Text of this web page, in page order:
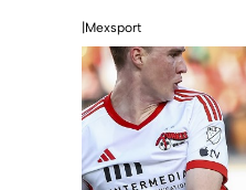
|Mexsport